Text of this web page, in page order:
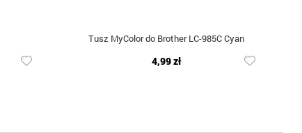
Tusz MyColor do Brother LC-985C Cyan
4,99 zł